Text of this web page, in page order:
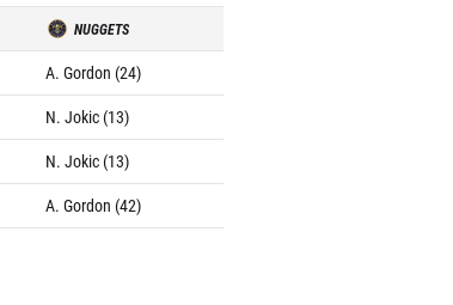
NUGGETS
A. Gordon (24)
N. Jokic (13)
N. Jokic (13)
A. Gordon (42)